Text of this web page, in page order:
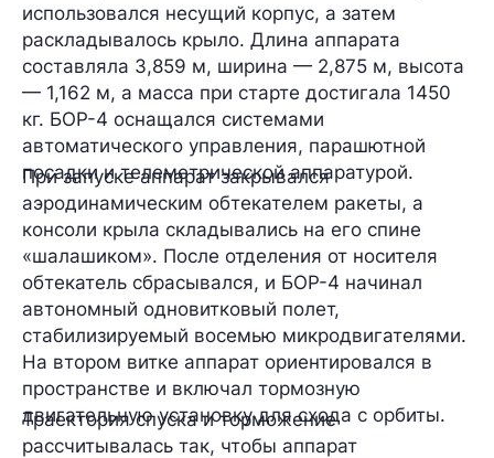
использовался несущий корпус, а затем
раскладывалось крыло. Длина аппарата
составляла 3,859 м, ширина — 2,875 м, высота
— 1,162 м, а масса при старте достигала 1450
кг. БОР-4 оснащался системами
автоматического управления, парашютной
посадки и телеметрической аппаратурой.
При запуске аппарат закрывался
аэродинамическим обтекателем ракеты, а
консоли крыла складывались на его спине
«шалашиком». После отделения от носителя
обтекатель сбрасывался, и БОР-4 начинал
автономный одновитковый полет,
стабилизируемый восемью микродвигателями.
На втором витке аппарат ориентировался в
пространстве и включал тормозную
двигательную установку для схода с орбиты.
Траектория спуска и торможение
рассчитывалась так, чтобы аппарат